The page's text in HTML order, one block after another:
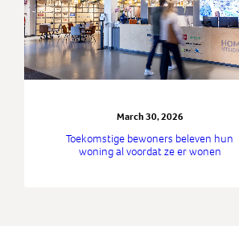
March 30, 2026
Toekomstige bewoners beleven hun
woning al voordat ze er wonen